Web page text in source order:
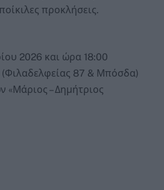
προκλήσεις.
2026 και ώρα 18:00
87 & Μπόσδα)
«Μάριος – Δημήτριος